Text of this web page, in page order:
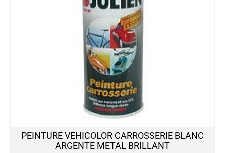
PEINTURE VEHICOLOR CARROSSERIE BLANC
ARGENTE METAL BRILLANT